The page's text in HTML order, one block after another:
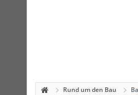
Rund um den Bau